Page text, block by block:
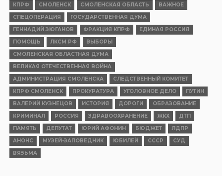
КПРФ СМОЛЕНСК СМОЛЕНСКАЯ ОБЛАСТЬ
ВАЖНОЕ
СПЕЦОПЕРАЦИЯ
ГОСУДАРСТВЕННАЯ ДУМА
ГЕННАДИЙ ЗЮГАНОВ
ФРАКЦИЯ КПРФ
ЕДИНАЯ РОССИЯ
ПОМОЩЬ
ЛКСМ РФ
ВЫБОРЫ
СМОЛЕНСКАЯ ОБЛАСТНАЯ ДУМА
ВЕЛИКАЯ ОТЕЧЕСТВЕННАЯ ВОЙНА
АДМИНИСТРАЦИЯ СМОЛЕНСКА
СЛЕДСТВЕННЫЙ КОМИТЕТ
КПРФ СМОЛЕНСК
ПРОКУРАТУРА УГОЛОВНОЕ ДЕЛО
ПУТИН
ВАЛЕРИЙ КУЗНЕЦОВ
ИСТОРИЯ ДОРОГИ
ОБРАЗОВАНИЕ
КРИМИНАЛ
РОССИЯ ЗДРАВООХРАНЕНИЕ ЖКХ
ДТП
ПАМЯТЬ
ДЕПУТАТ ЮРИЙ АФОНИН БЮДЖЕТ
ЛДПР
АНОНС
МУЗЕЙ-ЗАПОВЕДНИК ЮБИЛЕЙ СССР
СУД
ВЯЗЬМА